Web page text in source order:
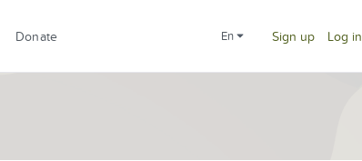
Donate en Sign up Log in